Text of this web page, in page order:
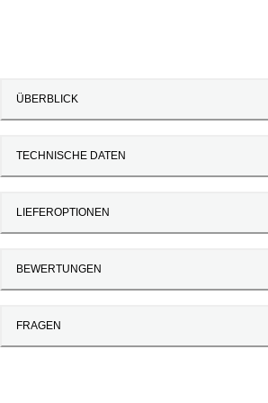
ÜBERBLICK
TECHNISCHE DATEN
LIEFEROPTIONEN
BEWERTUNGEN
FRAGEN